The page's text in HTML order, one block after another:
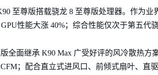
至尊版搭载骁龙 8 至尊版处理器。作为
性能大涨 40%；综合性能仅次于第五代
全面继承 K90 Max 广受好评的风冷散热方
；配合直立式进风口、前倾式扇叶、直